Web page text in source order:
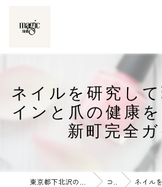
ネイルを研究し
インと爪の健康
新町完全
コラム ネイルを研究し